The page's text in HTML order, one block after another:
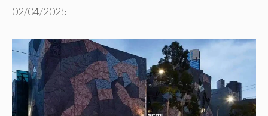
02/04/2025